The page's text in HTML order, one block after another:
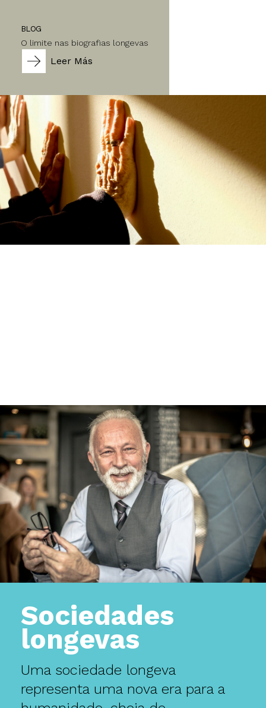
BLOG
O limite nas biografias longevas
Leer Más
Sociedades
longevas
Uma sociedade longeva
representa uma nova era para a